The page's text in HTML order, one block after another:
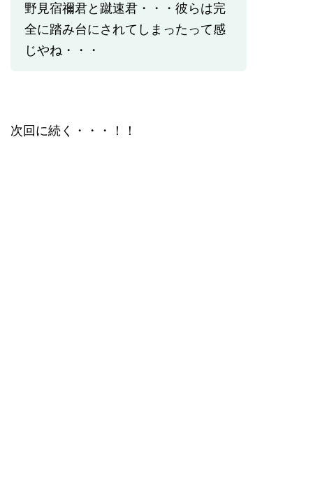
野見宿禰君と蹴速君・・・彼らは完
全に踏み台にされてしまったって感
じやね・・・
次回に続く・・・！！